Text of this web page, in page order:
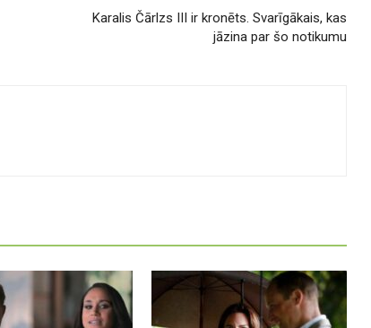
Karalis Čārlzs III ir kronēts. Svarīgākais, kas
jāzina par šo notikumu